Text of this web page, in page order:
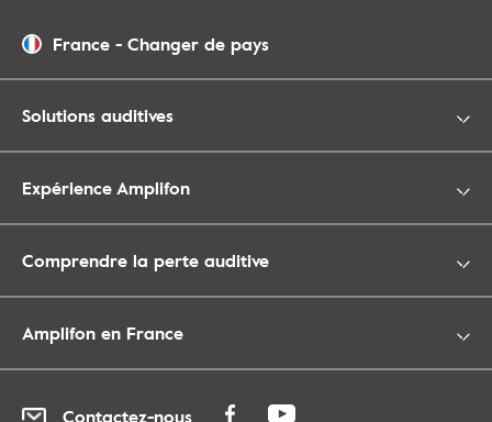
France - Changer de pays
Solutions auditives
Expérience Amplifon
Comprendre la perte auditive
Amplifon en France
Contactez-nous